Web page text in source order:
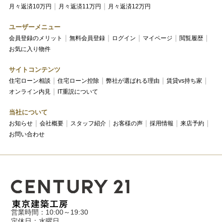
月々返済10万円
月々返済11万円 月々返済12万円
ユーザーメニュー
会員登録のメリット 無料会員登録 ログイン マイページ
閲覧履歴
お気に入り物件
サイトコンテンツ
住宅ローン相談 住宅ローン控除 弊社が選ばれる理由
賃貸vs持ち家
オンライン内見
IT重説について
当社について
お知らせ 会社概要 スタッフ紹介 お客様の声 採用情報
来店予約
お問い合わせ
営業時間：10:00～19:30